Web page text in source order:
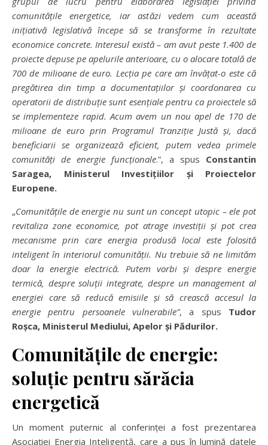
comunitățile energetice, iar astăzi vedem cum această
inițiativălegislativă începe să se transforme în rezultate
economice concrete. Interesul există – am avut peste 1.400 de
proiecte depuse pe apelurile anterioare, cu o alocare totală de
700 de milioane de euro. Lecția pe care amînvățat-o este că
pregătirea din timp a documentațiilor și coordonarea cu
operatorii de distribuție sunt esențiale pentru ca proiectele să
se implementeze rapid. Acum avem un nou apel de 170 de
milioane de euro prin Programul Tranziție Justă și, dacă
beneficiarii se organizează eficient, putem vedea primele
comunități de energie funcționale.”, a spus Constantin
Saragea, Ministerul Investițiilor și Proiectelor
Europene.
„Comunitățile de energie nu sunt un concept utopic –ele pot
revitaliza zone economice, pot atrage investiții și pot crea
mecanisme prin care energia produsă local este folosită
inteligentîn interiorul comunității. Nu trebuie să ne limităm
doar la energie electrică. Putem vorbi și despre energie
termică, despre soluții integrate, despre un management al
energiei care să reducăemisiile și să crească accesul la
energie pentru persoanele vulnerabile”, a spus Tudor
Roșca, Ministerul Mediului, Apelor și Pădurilor.
Comunitățile de energie:
soluție pentru sărăcia
energetică
Un moment puternic al conferinței a fost prezentarea
Asociației Energia Inteligentă, care a pus în lumină datele